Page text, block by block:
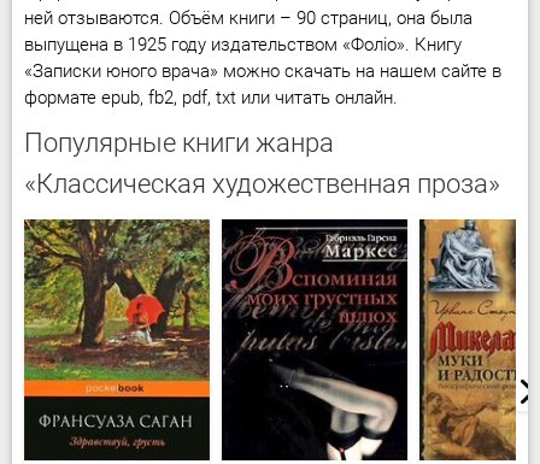
ней отзываются. Объём книги – 90 страниц, она была
выпущена в 1925 году издательством «Фоліо». Книгу
«Записки юного врача» можно скачать на нашем сайте в
формате epub, fb2, pdf, txt или читать онлайн.
Популярные книги жанра
«Классическая художественная проза»